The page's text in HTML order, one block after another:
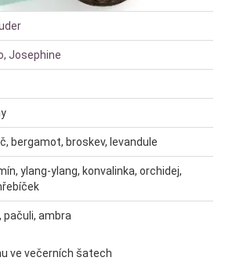
Josephine
bergamot, broskev, levandule
ylang-ylang, konvalinka, orchidej,
pačuli, ambra
ve večerních šatech